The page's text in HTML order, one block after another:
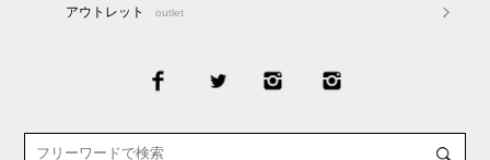
アウトレット outlet